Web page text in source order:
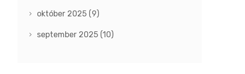
október 2025 (9)
september 2025 (10)